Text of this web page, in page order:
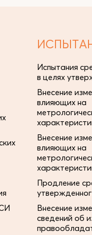
Испытания
в целях
Внесение
влияющих на
Внесение
влияющих на
Продление
Внесение
сведений об